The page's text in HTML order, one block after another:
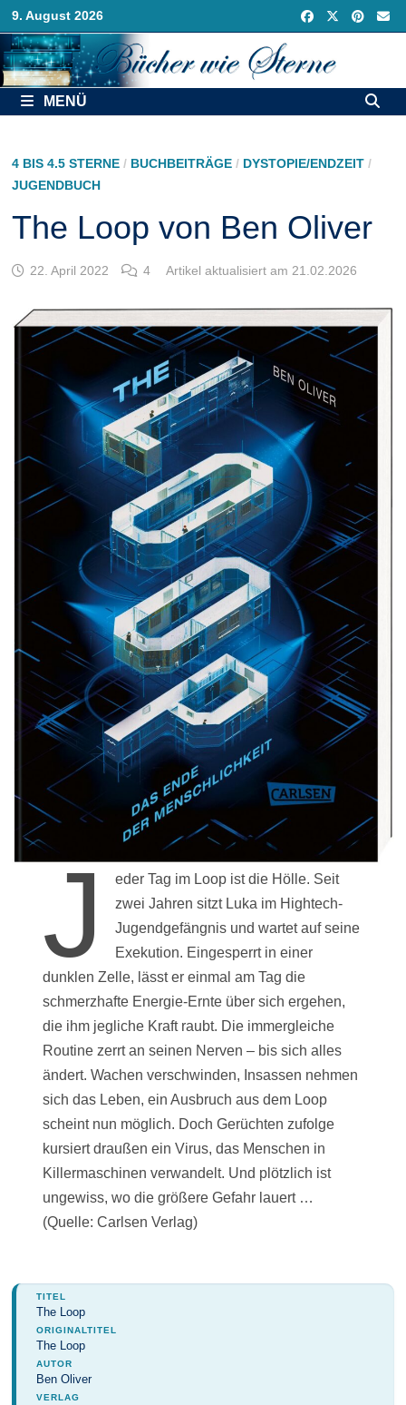
Zurück
zum
Inhalt
9. August 2026
MENÜ
4 BIS 4.5 STERNE/ BUCHBEITRÄGE/ DYSTOPIE/ENDZEIT/
JUGENDBUCH
The Loop von Ben Oliver
22. April 2022 4 Artikel aktualisiert am 21.02.2026
J
eder Tag im Loop ist die Hölle. Seit
zwei Jahren sitzt Luka im Hightech-
Jugendgefängnis und wartet auf seine
Exekution. Eingesperrt in einer
dunklen Zelle, lässt er einmal am Tag die
schmerzhafte Energie-Ernte über sich ergehen,
die ihm jegliche Kraft raubt. Die immergleiche
Routine zerrt an seinen Nerven – bis sich alles
ändert. Wachen verschwinden, Insassen nehmen
sich das Leben, ein Ausbruch aus dem Loop
scheint nun möglich. Doch Gerüchten zufolge
kursiert draußen ein Virus, das Menschen in
Killermaschinen verwandelt. Und plötzlich ist
ungewiss, wo die größere Gefahr lauert …
(Quelle: Carlsen Verlag)
TITEL
The Loop
ORIGINALTITEL
The Loop
AUTOR
Ben Oliver
VERLAG